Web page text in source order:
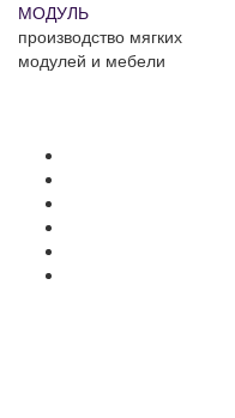
МОДУЛЬ
производство мягких
модулей и мебели